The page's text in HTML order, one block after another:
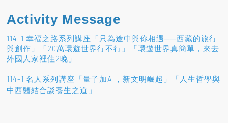
Activity Message
114-1 幸福之路系列講座「只為途中與你相遇──西藏的旅行
與創作」「20萬環遊世界行不行」「環遊世界真簡單，來去
外國人家裡住2晚」
114-1 名人系列講座「量子加AI，新文明崛起」「人生哲學與
中西醫結合談養生之道 」